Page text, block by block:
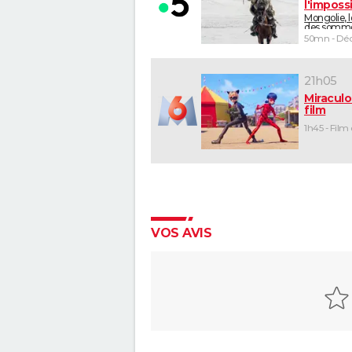
Mongolie,
des
50mn -
21h05
film
1h45 -
VOS AVIS